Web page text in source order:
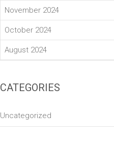
November 2024
October 2024
August 2024
CATEGORIES
Uncategorized